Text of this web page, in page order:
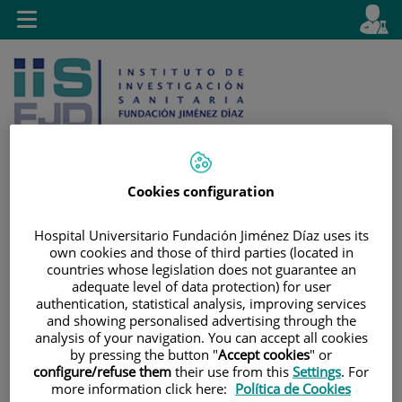
Saltar al contenido
contenido
activo
es
Toggle
navigation
Cookies configuration
Hospital Universitario Fundación Jiménez Díaz uses its
own cookies and those of third parties (located in
countries whose legislation does not guarantee an
adequate level of data protection) for user
authentication, statistical analysis, improving services
and showing personalised advertising through the
analysis of your navigation. You can accept all cookies
by pressing the button "Accept cookies" or
configure/refuse them their use from this Settings. For
more information click here: Política de Cookies